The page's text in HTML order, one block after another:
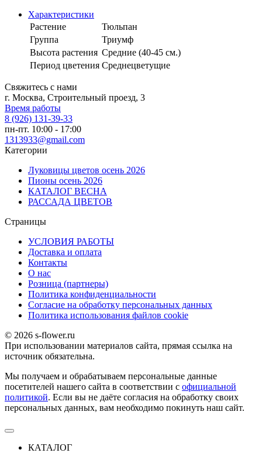
Характеристики
Растение
Тюльпан
Группа
Триумф
Высота растения Средние (40-45 см.)
Период цветения Среднецветущие
Свяжитесь с нами
г. Москва, Строительный проезд, 3
Время работы
8 (926) 131-39-33
пн-пт. 10:00 - 17:00
1313933@gmail.com
Категории
Луковицы цветов осень 2026
Пионы осень 2026
КАТАЛОГ ВЕСНА
РАССАДА ЦВЕТОВ
Страницы
УСЛОВИЯ РАБОТЫ
Доставка и оплата
Контакты
О наc
Розница (партнеры)
Политика конфиденциальности
Согласие на обработку персональных данных
Политика использования файлов сookie
© 2026 s-flower.ru
При использовании материалов сайта, прямая ссылка на
источник обязательна.
Мы получаем и обрабатываем персональные данные
посетителей нашего сайта в соответствии с официальной
политикой. Если вы не даёте согласия на обработку своих
персональных данных, вам необходимо покинуть наш сайт.
КАТАЛОГ